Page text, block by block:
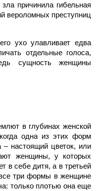
причинила гибельная
вероломных преступниц
ухо улавливает едва
отдельные голоса,
сущность женщины
в глубинах женской
одна из этих форм
– настоящий цветок, или
женщины, у которых
в себе дитя, а в третьей
все три формы в женщине
только плотью она еще